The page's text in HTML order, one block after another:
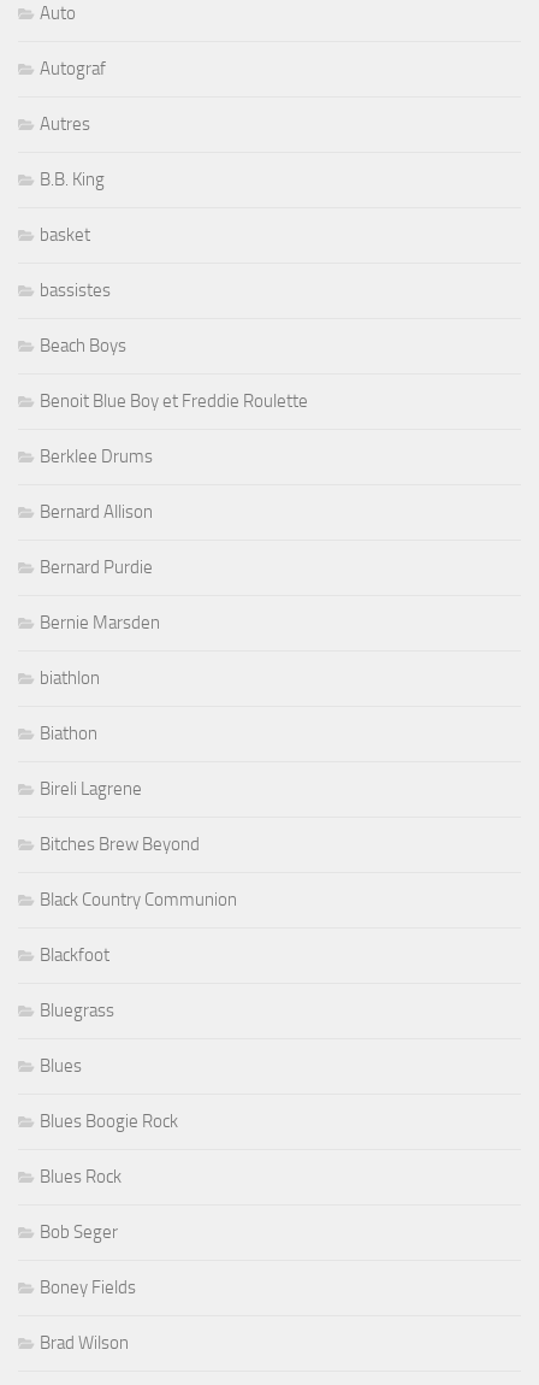
Auto
Autograf
Autres
B.B. King
basket
bassistes
Beach Boys
Benoit Blue Boy et Freddie Roulette
Berklee Drums
Bernard Allison
Bernard Purdie
Bernie Marsden
biathlon
Biathon
Bireli Lagrene
Bitches Brew Beyond
Black Country Communion
Blackfoot
Bluegrass
Blues
Blues Boogie Rock
Blues Rock
Bob Seger
Boney Fields
Brad Wilson